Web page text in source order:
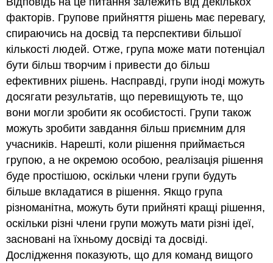
факторів. Групове прийняття рішень має перевагу,
спираючись на досвід та перспективи більшої
кількості людей. Отже, група може мати потенціал
бути більш творчим і привести до більш
ефективних рішень. Насправді, групи іноді можуть
досягати результатів, що перевищують те, що
вони могли зробити як особистості. Групи також
можуть зробити завдання більш приємним для
учасників. Нарешті, коли рішення приймається
групою, а не окремою особою, реалізація рішення
буде простішою, оскільки члени групи будуть
більше вкладатися в рішення. Якщо група
різноманітна, можуть бути прийняті кращі рішення,
оскільки різні члени групи можуть мати різні ідеї,
засновані на їхньому досвіді та досвіді.
Дослідження показують, що для команд вищого